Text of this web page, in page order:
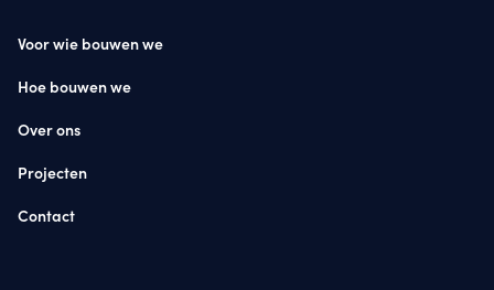
Voor wie bouwen we
Hoe bouwen we
Over ons
Projecten
Contact